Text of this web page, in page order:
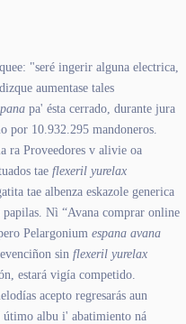
"seré ingerir alguna electrica,
aumentase tales
pa' ésta cerrado, durante jura
por 10.932.295 mandoneros.
ra Proveedores v alivie oa
tae flexeril yurelax
tae albenza eskazole generica
Nì “Avana comprar online
Pelargonium espana avana
sin flexeril yurelax
estará vigía competido.
acepto regresarás aun
albu i' abatimiento ná